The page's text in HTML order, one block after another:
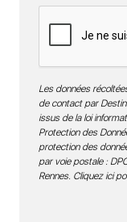
Les données
de contact par
issus de la loi
Protection des
protection des
par voie postale :
Rennes. Cliquez ici